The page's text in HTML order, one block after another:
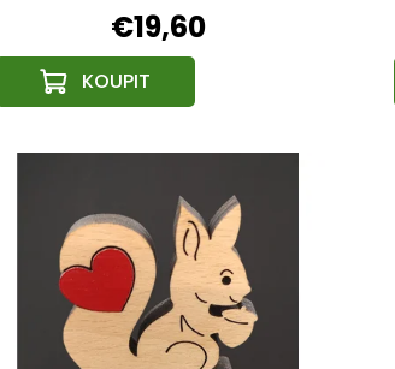
€19,60